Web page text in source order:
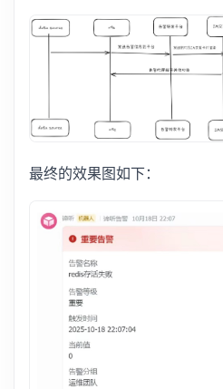
最终的效果图如下：